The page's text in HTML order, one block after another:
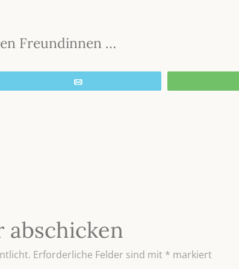
Freundinnen …
abschicken
Erforderliche Felder sind mit * markiert